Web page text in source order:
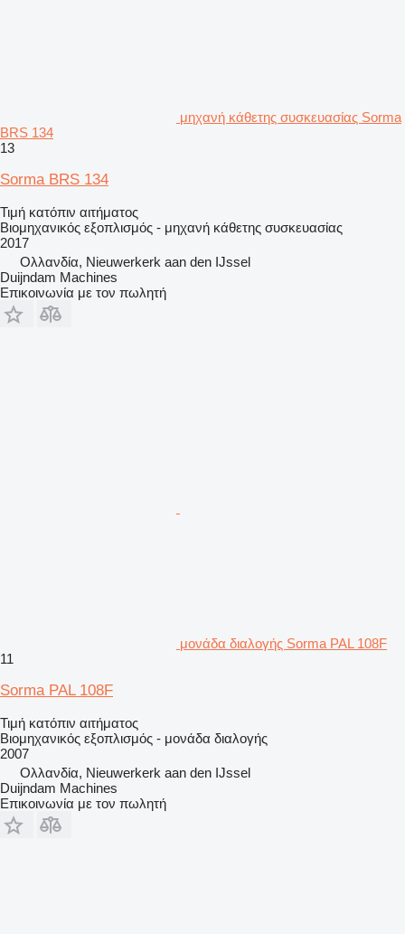
μηχανή κάθετης συσκευασίας Sorma
BRS 134
13
Sorma BRS 134
Τιμή κατόπιν αιτήματος
Βιομηχανικός εξοπλισμός - μηχανή κάθετης συσκευασίας
2017
Ολλανδία, Nieuwerkerk aan den IJssel
Duijndam Machines
Επικοινωνία με τον πωλητή
μονάδα διαλογής Sorma PAL 108F
11
Sorma PAL 108F
Τιμή κατόπιν αιτήματος
Βιομηχανικός εξοπλισμός - μονάδα διαλογής
2007
Ολλανδία, Nieuwerkerk aan den IJssel
Duijndam Machines
Επικοινωνία με τον πωλητή